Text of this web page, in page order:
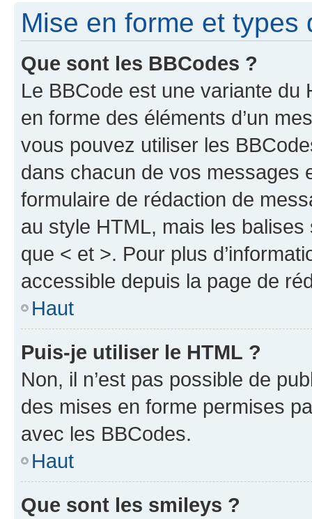
Mise en forme et types
Que sont les BBCodes ?
Le BBCode est une variante du
en forme des éléments d’un
vous pouvez utiliser les
dans chacun de vos messages
formulaire de rédaction de
au style HTML, mais les
que < et >. Pour plus
accessible depuis la page de
Haut
Puis-je utiliser le HTML ?
Non, il n’est pas possible de
des mises en forme permises
avec les BBCodes.
Haut
Que sont les smileys ?